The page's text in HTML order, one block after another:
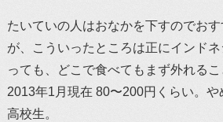
たいていの人はおなかを下すのでお
が、こういったところは正にインド
っても、どこで食べてもまず外れるこ
2013年1月現在 80〜200円くらい。
高校生。